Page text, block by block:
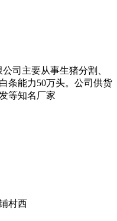
司主要从事生猪分割、
条能力50万头。公司供货
等知名厂家
村西